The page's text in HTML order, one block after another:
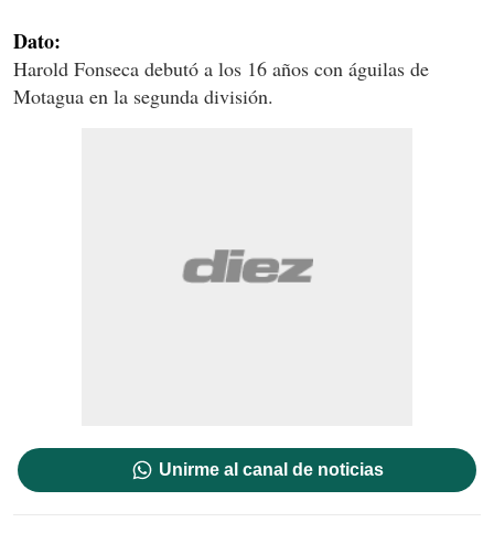
Dato:
Harold Fonseca debutó a los 16 años con águilas de
Motagua en la segunda división.
Unirme al canal de noticias